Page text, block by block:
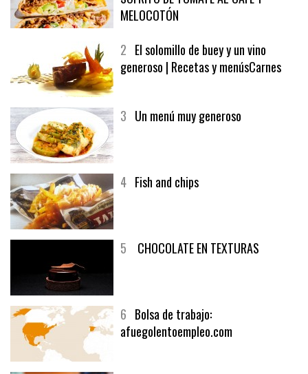
1CRUNCH WRAP SUPREME CON
SOFRITO DE TOMATE AL CAFÉ Y
MELOCOTÓN
2El solomillo de buey y un vino
6Bolsa de trabajo: